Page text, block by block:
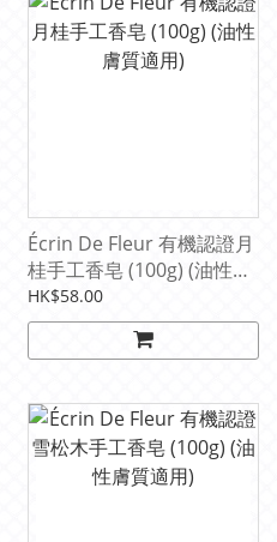
Écrin De Fleur 有機認證月
桂手工香皂 (100g) (油性膚
質適用)
HK$58.00